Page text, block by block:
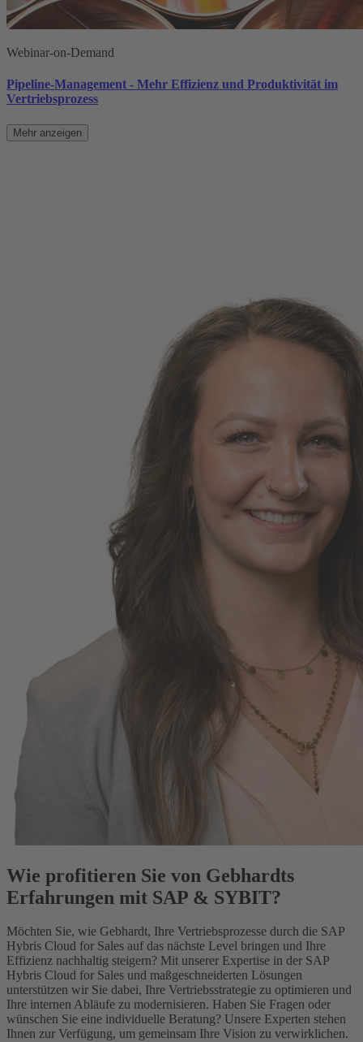
Webinar-on-Demand
Pipeline-Management - Mehr Effizienz und Produktivität im
Vertriebsprozess
Mehr anzeigen
Wie profitieren Sie von Gebhardts
Erfahrungen mit SAP & SYBIT?
Möchten Sie, wie Gebhardt, Ihre Vertriebsprozesse durch die SAP
Hybris Cloud for Sales auf das nächste Level bringen und Ihre
Effizienz nachhaltig steigern? Mit unserer Expertise in der SAP
Hybris Cloud for Sales und maßgeschneiderten Lösungen
unterstützen wir Sie dabei, Ihre Vertriebsstrategie zu optimieren und
Ihre internen Abläufe zu modernisieren. Haben Sie Fragen oder
wünschen Sie eine individuelle Beratung? Unsere Experten stehen
Ihnen zur Verfügung, um gemeinsam Ihre Vision zu verwirklichen.